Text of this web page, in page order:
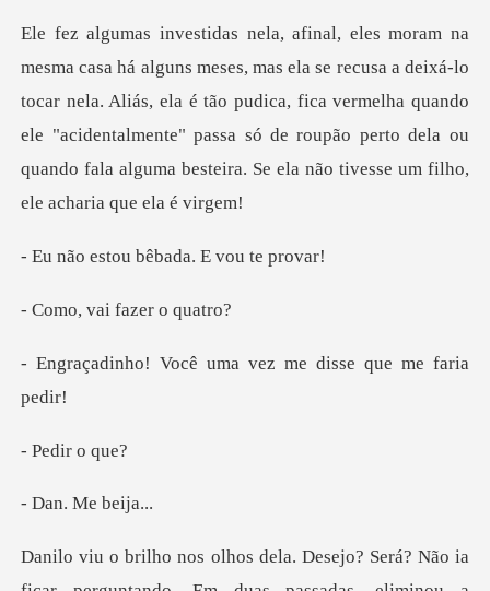
eixá-lo
tocar nela. Aliás, ela é tão pudica, fica vermelha quando
ele "acidentalmente" passa só de roupã
u bêbada. E v
ai fazer
ê uma vez me disse
ir o
Me be